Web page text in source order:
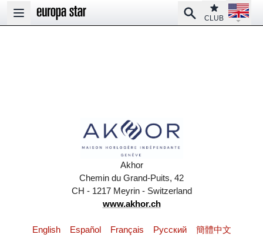
Open main menu
SearchClub
CLUB
Open
Akhor
Chemin du Grand-Puits, 42
CH - 1217 Meyrin - Switzerland
www.akhor.ch
English Español Français Pусский 簡體中文